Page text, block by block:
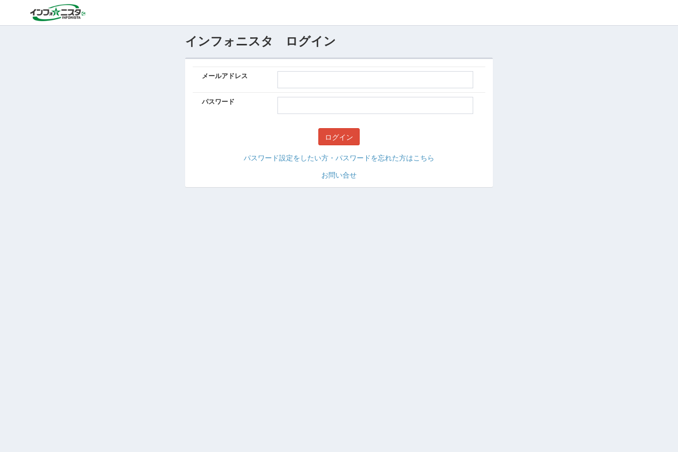
インフォニスタ ログイン
メールアドレス
パスワード
パスワード設定をしたい方・パスワードを忘れた方はこちら
お問い合せ